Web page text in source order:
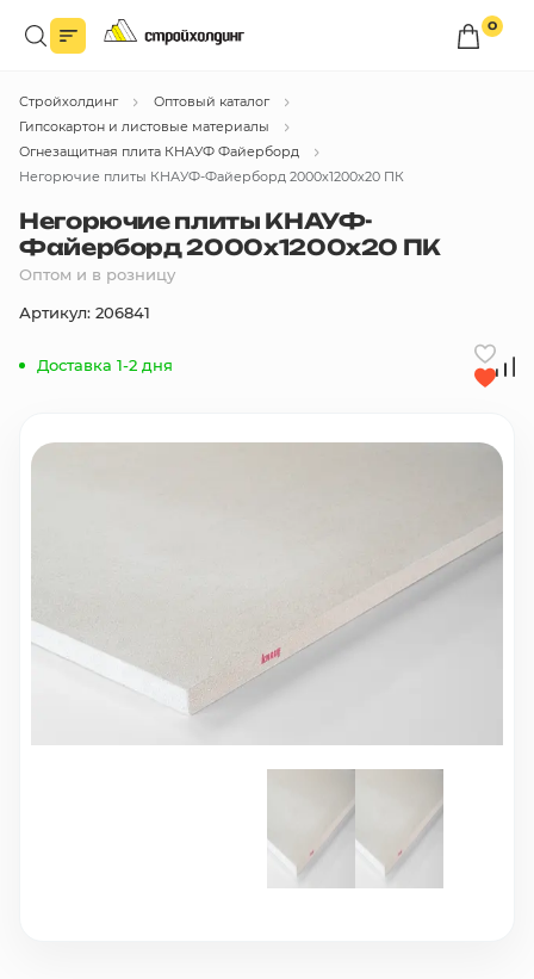
0
Войдите в личный кабинет
Вы сможете оформлять заказыпо оптовым ценам.
Войти
Каталог товаров
Быстрый заказ по списку
Все
+7(495) 988-86-47
sales@stroyholding.ru
Телеграм
Все бренды
Стройхолдинг
Оптовый каталог
Гипсокартон и листовые материалы
Огнезащитная плита КНАУФ Файерборд
Негорючие плиты КНАУФ-Файерборд 2000х1200х20 ПК
Негорючие плиты КНАУФ-
Файерборд 2000х1200х20 ПК
Оптом и в розницу
Артикул: 206841
Доставка 1-2 дня